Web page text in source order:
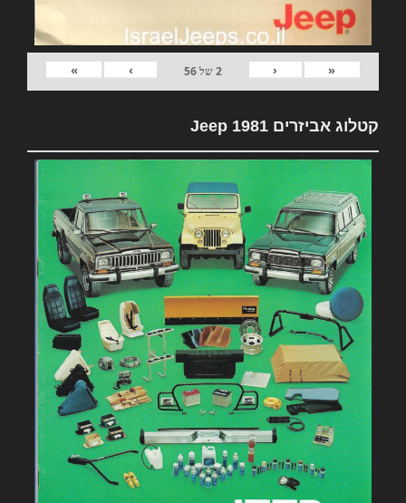
«
‹
2של56
›
»
קטלוג אביזרים 1981 Jeep